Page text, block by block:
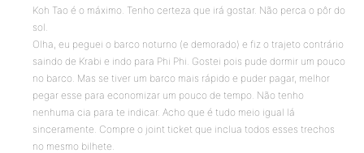
Koh Tao é o máximo. Tenho certeza que irá gostar. Não perca o pôr do
sol.
Olha, eu peguei o barco noturno (e demorado) e fiz o trajeto contrário
saindo de Krabi e indo para Phi Phi. Gostei pois pude dormir um pouco
no barco. Mas se tiver um barco mais rápido e puder pagar, melhor
pegar esse para economizar um pouco de tempo. Não tenho
nenhuma cia para te indicar. Acho que é tudo meio igual lá
sinceramente. Compre o joint ticket que inclua todos esses trechos
no mesmo bilhete.